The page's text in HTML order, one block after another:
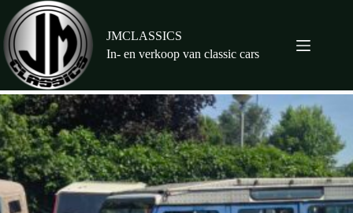
naar
de
inhoud
JMCLASSICS
In- en verkoop van classic cars